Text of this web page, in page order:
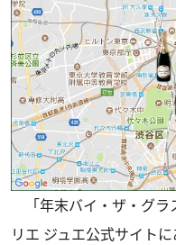
「年末バイ・ザ・グラ
リエ ジュエ公式サイト